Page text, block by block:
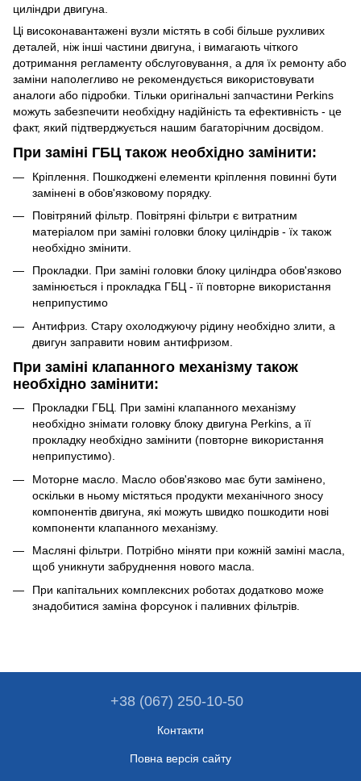
циліндри двигуна.
Ці високонавантажені вузли містять в собі більше рухливих
деталей, ніж інші частини двигуна, і вимагають чіткого
дотримання регламенту обслуговування, а для їх ремонту або
заміни наполегливо не рекомендується використовувати
аналоги або підробки. Тільки оригінальні запчастини Perkins
можуть забезпечити необхідну надійність та ефективність - це
факт, який підтверджується нашим багаторічним досвідом.
При заміні ГБЦ також необхідно замінити:
Кріплення. Пошкоджені елементи кріплення повинні бути
замінені в обов'язковому порядку.
Повітряний фільтр. Повітряні фільтри є витратним
матеріалом при заміні головки блоку циліндрів - їх також
необхідно змінити.
Прокладки. При заміні головки блоку циліндра обов'язково
замінюється і прокладка ГБЦ - її повторне використання
неприпустимо
Антифриз. Стару охолоджуючу рідину необхідно злити, а
двигун заправити новим антифризом.
При заміні клапанного механізму також
необхідно замінити:
Прокладки ГБЦ. При заміні клапанного механізму
необхідно знімати головку блоку двигуна Perkins, а її
прокладку необхідно замінити (повторне використання
неприпустимо).
Моторне масло. Масло обов'язково має бути замінено,
оскільки в ньому містяться продукти механічного зносу
компонентів двигуна, які можуть швидко пошкодити нові
компоненти клапанного механізму.
Масляні фільтри. Потрібно міняти при кожній заміні масла,
щоб уникнути забруднення нового масла.
При капітальних комплексних роботах додатково може
знадобитися заміна форсунок і паливних фільтрів.
+38 (067) 250-10-50
Контакти
Повна версія сайту